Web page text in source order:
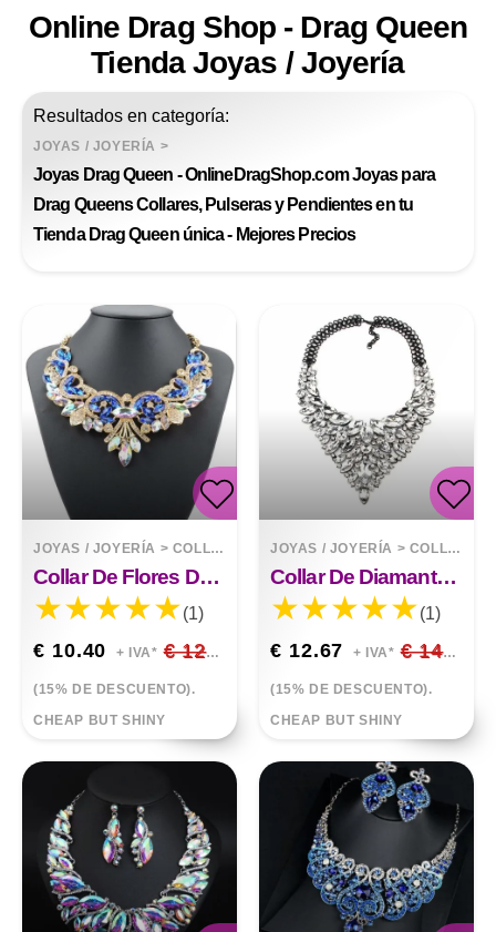
Online Drag Shop - Drag Queen
Tienda Joyas / Joyería
Resultados en categoría:
JOYAS / JOYERÍA >
Joyas Drag Queen - OnlineDragShop.com Joyas para
Drag Queens Collares, Pulseras y Pendientes en tu
Tienda Drag Queen única - Mejores Precios
JOYAS / JOYERÍA > COLLARES
Collar De Flores De Aleación De Diamantes
(1)
€ 10.40 + IVA* € 12.24
(15% DE DESCUENTO).
CHEAP BUT SHINY
JOYAS / JOYERÍA > COLLARES
Collar De Diamantes De Imitación De Aleación Cadena De Suéter De Diamantes Completos De Lujo
(1)
€ 12.67 + IVA* € 14.91
(15% DE DESCUENTO).
CHEAP BUT SHINY